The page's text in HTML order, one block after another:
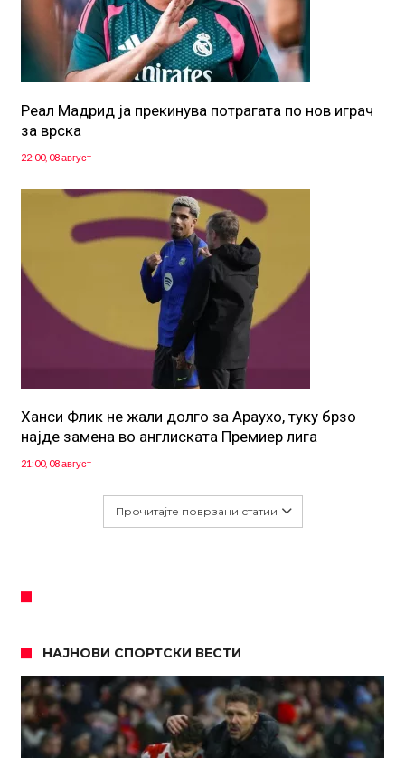
Реал Мадрид ја прекинува потрагата по нов играч
за врска
22:00, 08 август
Ханси Флик не жали долго за Араухо, туку брзо
најде замена во англиската Премиер лига
21:00, 08 август
Прочитајте поврзани статии
НАЈНОВИ СПОРТСКИ ВЕСТИ